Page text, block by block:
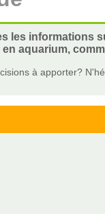
les informations
aquarium,
à apporter?